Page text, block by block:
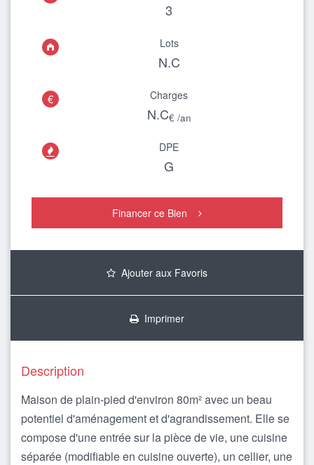
3
Lots
N.C
€ Charges
N.C€ /an
 DPE
G
Financer ce Bien
Ajouter aux Favoris
Imprimer
Description
Maison de plain-pied d'environ 80m² avec un beau
potentiel d'aménagement et d'agrandissement. Elle se
compose d'une entrée sur la pièce de vie, une cuisine
séparée (modifiable en cuisine ouverte), un cellier, une